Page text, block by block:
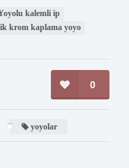
kalemli ip
krom kaplama yoyo
0
yoyolar